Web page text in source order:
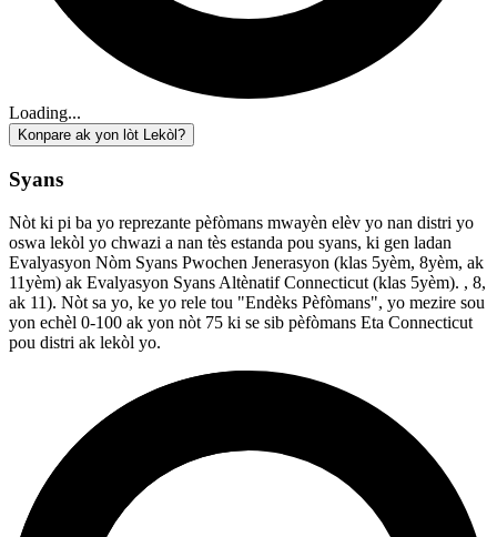
Loading...
Konpare ak yon lòt Lekòl?
Syans
Nòt ki pi ba yo reprezante pèfòmans mwayèn elèv yo nan distri yo
oswa lekòl yo chwazi a nan tès estanda pou syans, ki gen ladan
Evalyasyon Nòm Syans Pwochen Jenerasyon (klas 5yèm, 8yèm, ak
11yèm) ak Evalyasyon Syans Altènatif Connecticut (klas 5yèm). , 8,
ak 11). Nòt sa yo, ke yo rele tou "Endèks Pèfòmans", yo mezire sou
yon echèl 0-100 ak yon nòt 75 ki se sib pèfòmans Eta Connecticut
pou distri ak lekòl yo.